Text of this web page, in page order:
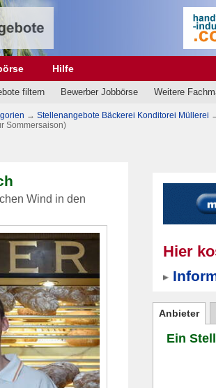
Hilfe
filtern Bewerber Jobbörse Weitere
→ Stellenangebote Bäckerei Konditorei Müllerei
Sommersaison)
Wind in den
Hier
Anbieter
Ein